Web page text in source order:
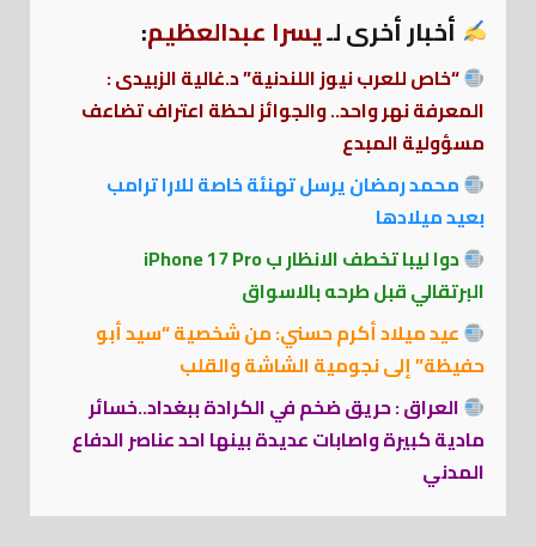
أخبار أخرى لـيسرا عبدالعظيم:
“خاص للعرب نيوز اللندنية” د.غالية الزبيدى :
المعرفة نهر واحد.. والجوائز لحظة اعتراف تضاعف
مسؤولية المبدع
محمد رمضان يرسل تهنئة خاصة للارا ترامب
بعيد ميلادها
دوا ليبا تخطف الانظار ب iPhone 17 Pro
البرتقالي قبل طرحه بالاسواق
عيد ميلاد أكرم حسني: من شخصية “سيد أبو
حفيظة” إلى نجومية الشاشة والقلب
العراق : حريق ضخم في الكرادة ببغداد..خسائر
مادية كبيرة واصابات عديدة بينها احد عناصر الدفاع
المدني